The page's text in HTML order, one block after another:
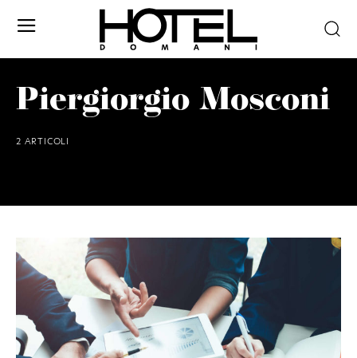
Piergiorgio Mosconi
2 ARTICOLI